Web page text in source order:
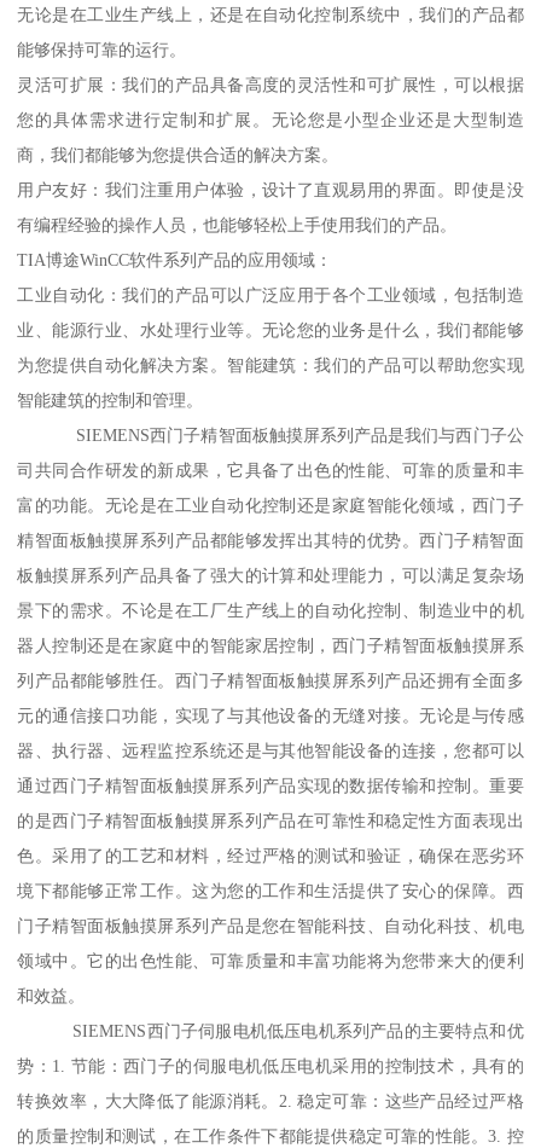
无论是在工业生产线上，还是在自动化控制系统中，我们的产品都
能够保持可靠的运行。
灵活可扩展：我们的产品具备高度的灵活性和可扩展性，可以根据
您的具体需求进行定制和扩展。无论您是小型企业还是大型制造
商，我们都能够为您提供合适的解决方案。
用户友好：我们注重用户体验，设计了直观易用的界面。即使是没
有编程经验的操作人员，也能够轻松上手使用我们的产品。
TIA博途WinCC软件系列产品的应用领域：
工业自动化：我们的产品可以广泛应用于各个工业领域，包括制造
业、能源行业、水处理行业等。无论您的业务是什么，我们都能够
为您提供自动化解决方案。智能建筑：我们的产品可以帮助您实现
智能建筑的控制和管理。
SIEMENS西门子精智面板触摸屏系列产品是我们与西门子公
司共同合作研发的新成果，它具备了出色的性能、可靠的质量和丰
富的功能。无论是在工业自动化控制还是家庭智能化领域，西门子
精智面板触摸屏系列产品都能够发挥出其特的优势。西门子精智面
板触摸屏系列产品具备了强大的计算和处理能力，可以满足复杂场
景下的需求。不论是在工厂生产线上的自动化控制、制造业中的机
器人控制还是在家庭中的智能家居控制，西门子精智面板触摸屏系
列产品都能够胜任。西门子精智面板触摸屏系列产品还拥有全面多
元的通信接口功能，实现了与其他设备的无缝对接。无论是与传感
器、执行器、远程监控系统还是与其他智能设备的连接，您都可以
通过西门子精智面板触摸屏系列产品实现的数据传输和控制。重要
的是西门子精智面板触摸屏系列产品在可靠性和稳定性方面表现出
色。采用了的工艺和材料，经过严格的测试和验证，确保在恶劣环
境下都能够正常工作。这为您的工作和生活提供了安心的保障。西
门子精智面板触摸屏系列产品是您在智能科技、自动化科技、机电
领域中。它的出色性能、可靠质量和丰富功能将为您带来大的便利
和效益。
SIEMENS西门子伺服电机低压电机系列产品的主要特点和优
势：1. 节能：西门子的伺服电机低压电机采用的控制技术，具有的
转换效率，大大降低了能源消耗。2. 稳定可靠：这些产品经过严格
的质量控制和测试，在工作条件下都能提供稳定可靠的性能。3. 控